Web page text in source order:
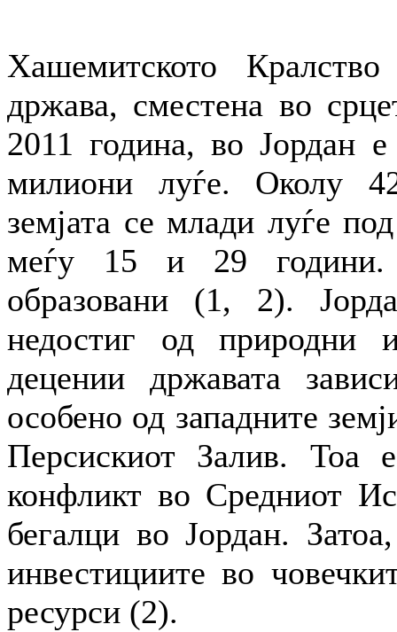
Хашемитското
држава, сместена во
2011 година, во Јордан
милиони луѓе. Околу
земјата се млади луѓе
меѓу 15 и 29 години.
образовани (1, 2).
недостиг од природни
децении државата
особено од западните
Персискиот Залив. Тоа
конфликт во Средниот
бегалци во Јордан.
инвестициите во
ресурси (2).